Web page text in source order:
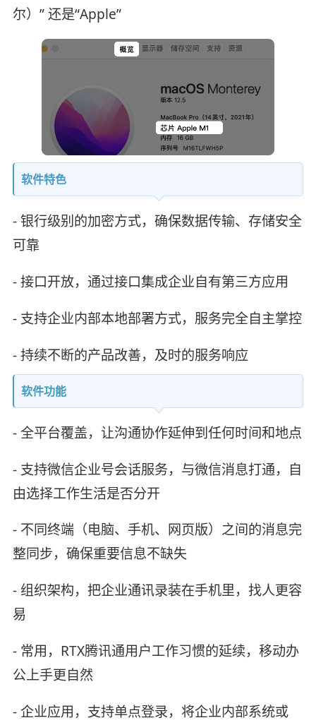
尔）” 还是“Apple”
软件特色
- 银行级别的加密方式，确保数据传输、存储安全
可靠
- 接口开放，通过接口集成企业自有第三方应用
- 支持企业内部本地部署方式，服务完全自主掌控
- 持续不断的产品改善，及时的服务响应
软件功能
- 全平台覆盖，让沟通协作延伸到任何时间和地点
- 支持微信企业号会话服务，与微信消息打通，自
由选择工作生活是否分开
- 不同终端（电脑、手机、网页版）之间的消息完
整同步，确保重要信息不缺失
- 组织架构，把企业通讯录装在手机里，找人更容
易
- 常用，RTX腾讯通用户工作习惯的延续，移动办
公上手更自然
- 企业应用，支持单点登录，将企业内部系统或